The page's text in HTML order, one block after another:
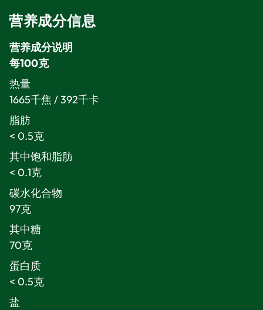
营养成分信息
营养成分说明
每100克
热量
1665千焦 / 392千卡
脂肪
< 0.5克
其中饱和脂肪
< 0.1克
碳水化合物
97克
其中糖
70克
蛋白质
< 0.5克
盐